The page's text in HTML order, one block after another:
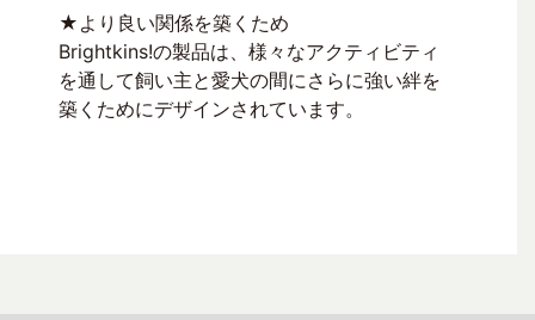
★より良い関係を築くため
Brightkins!の製品は、様々なアクティビティ
を通して飼い主と愛犬の間にさらに強い絆を
築くためにデザインされています。